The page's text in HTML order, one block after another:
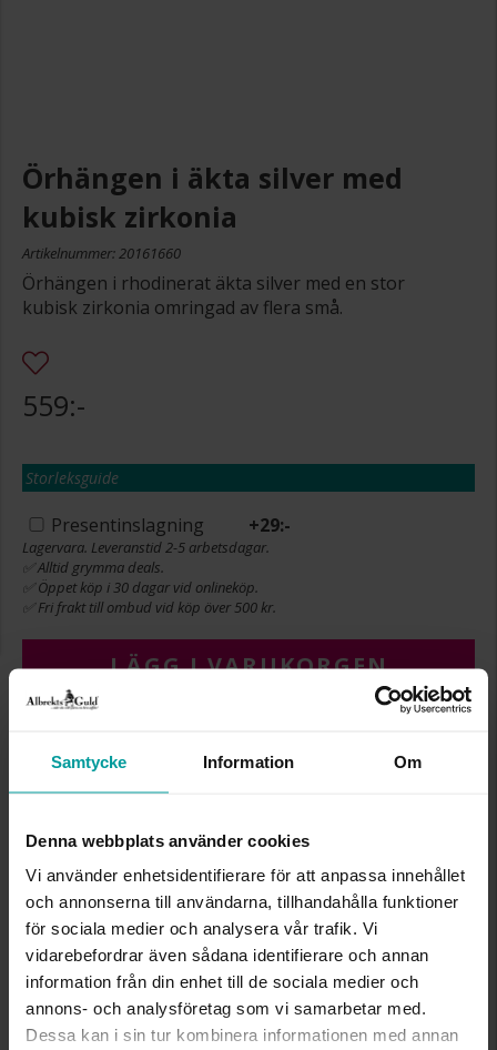
Samtycke Information Om
Denna webbplats använder cookies
Vi använder enhetsidentifierare för att anpassa innehållet
och annonserna till användarna, tillhandahålla funktioner
för sociala medier och analysera vår trafik. Vi
vidarebefordrar även sådana identifierare och annan
information från din enhet till de sociala medier och
annons- och analysföretag som vi samarbetar med.
Dessa kan i sin tur kombinera informationen med annan
Örhängen i äkta silver med
kubisk zirkonia
Artikelnummer: 20161660
Örhängen i rhodinerat äkta silver med en stor
kubisk zirkonia omringad av flera små.
559:-
Storleksguide
Presentinslagning +29:-
Lagervara. Leveranstid 2-5 arbetsdagar.
✅ Alltid grymma deals.
✅ Öppet köp i 30 dagar vid onlineköp.
✅ Fri frakt till ombud vid köp över 500 kr.
LÄGG I VARUKORGEN
INFO
HÖJD CA (MM)
8,8
VARUMÄRKE
Albrekts Guld
Silver,Rhodinerat
STEN/PÄRLA
Kubisk zirkonia
Liknande produkter